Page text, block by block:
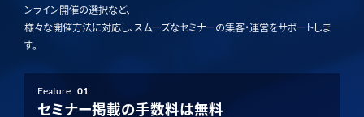
ンライン開催の選択など、
様々な開催方法に対応し、スムーズなセミナーの集客・運営をサポートしま
す。
Feature 01
セミナー掲載の手数料は無料